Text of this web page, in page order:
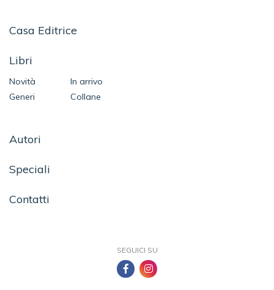
Casa Editrice
Libri
Novità
In arrivo
Generi
Collane
Autori
Speciali
Contatti
SEGUICI SU